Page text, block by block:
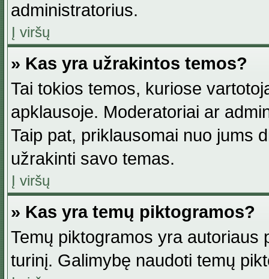
administratorius.
Į viršų
» Kas yra užrakintos temos?
Tai tokios temos, kuriose
apklausoje. Moderatoriai ar
Taip pat, priklausomai nuo jums
užrakinti savo temas.
Į viršų
» Kas yra temų piktogramos?
Temų piktogramos yra autoriaus
turinį. Galimybę naudoti temų